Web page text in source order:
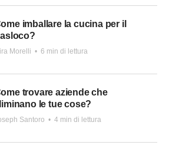
imballare la cucina per il
Morelli • 6 min di lettura
trovare aziende che
le tue cose?
Santoro • 4 min di lettura